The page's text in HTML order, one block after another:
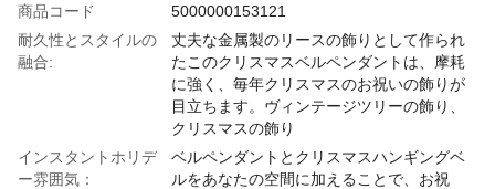
商品コード
5000000153121
耐久性とスタイルの
融合:
丈夫な金属製のリースの飾りとして作られ
たこのクリスマスベルペンダントは、摩耗
に強く、毎年クリスマスのお祝いの飾りが
目立ちます。ヴィンテージツリーの飾り、
クリスマスの飾り
インスタントホリデ
ー雰囲気：
ベルペンダントとクリスマスハンギングベ
ルをあなたの空間に加えることで、お祝